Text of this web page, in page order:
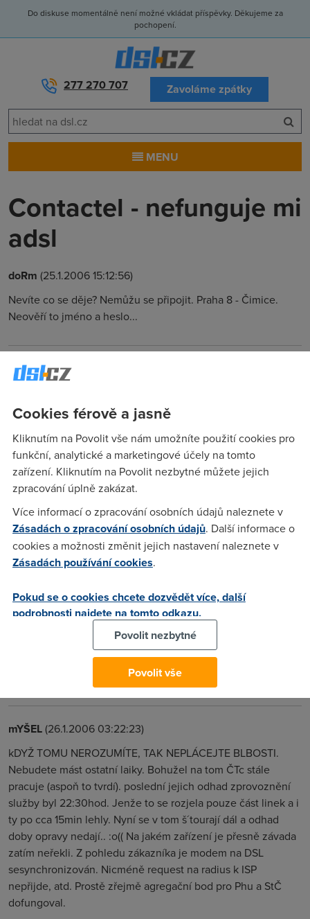
Do diskuse momentálně není možné vkládat příspěvky. Děkujeme za
pochopení.
277 270 707 Zavoláme zpátky
MENU
Contactel - nefunguje mi
adsl
doRm (25.1.2006 15:12:56)
Nevíte co se děje? Nemůžu se připojit. Praha 8 - Čimice.
Neověří to jméno a heslo...
Mkay(25.1.2006 15:21:52)
Telecomu.Telecom ma problem s ADSL technologii v Praze a
Stredoceskem kraji.Kdy to daji dohromady zatim nevedi.
pet007(25.1.2006 23:08:36)
Jo - kdyby se ti náhodou zkazilo maso v ledničce, tak to je
taky chyba Telecomu :) Jméno/heslo JE ZÁLEŽITOSTÍ ISP.
A(25.1.2006 23:32:04)
mu to neoveri ano to jmeno a heslo, tudiz to muze byt
problem na telekaci ... asi tak ;-)
(26.1.2006 17:00:37)
Me to taky nejede. BLUETONE CLASSIC PRAHA 8 - Liben.
mYŠEL(26.1.2006 03:22:23)
kDYŽ TOMU NEROZUMÍTE, TAK NEPLÁCEJTE BLBOSTI.
Nebudete mást ostatní laiky. Bohužel na tom ČTc stále
pracuje (aspoň to tvrdí). poslední jejich odhad zprovoznění
služby byl 22:30hod. Jenže to se rozjela pouze část linek a i
ty po cca 15min lehly. Nyní se v tom š´tourají dál a odhad
doby opravy nedají.. :o(( Na jakém zařízení je přesně závada
zatím neřekli. Z pohledu zákazníka je modem na DSL
sesynchronizován. Nicméně request na radius k ISP
nepřijde, atd. Prostě zřejmě agregační bod pro Phu a StČ
dofungoval.
Cookies férově a jasně
Kliknutím na Povolit vše nám umožníte použití cookies pro
funkční, analytické a marketingové účely na tomto
zařízení. Kliknutím na Povolit nezbytné můžete jejich
zpracování úplně zakázat.
Více informací o zpracování osobních údajů naleznete v
Zásadách o zpracování osobních údajů. Další informace o
cookies a možnosti změnit jejich nastavení naleznete v
Zásadách používání cookies.
Pokud se o cookies chcete dozvědět více, další
podrobnosti najdete na tomto odkazu.
Povolit nezbytné
Povolit vše